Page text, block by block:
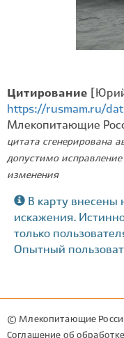
Цитирование
https://rusmam.ru/
Млекопитающие
цитата сгенерирована
допустимо исправление
изменения
В карту внесены
искажения.
только
Опытный
© Млекопитающие
Соглашение об